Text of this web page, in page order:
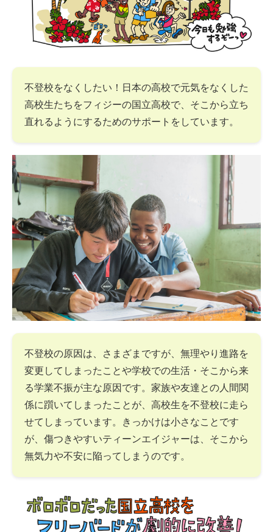
不登校をなくしたい！日本の高校で元気をなくした
高校生たちをフィジーの国立高校で、そこから立ち
直れるようにするためのサポートをしています。
不登校の原因は、さまざまですが、無理やり進路を
変更してしまったことや学校での生活・そこから来
る学業不振が主な原因です。家族や友達との人間関
係に躓いてしまったことが、高校生を不登校に走ら
せてしまっています。きっかけは小さなことです
が、傷つきやすいティーンエイジャーは、そこから
無気力や不安に陥ってしまうのです。